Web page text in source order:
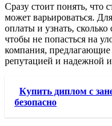
Сразу стоит понять, что
может варьироваться.
оплаты и узнать,
чтобы не попасться на
компания,
репутацией и надежной
Купить диплом с
безопасно